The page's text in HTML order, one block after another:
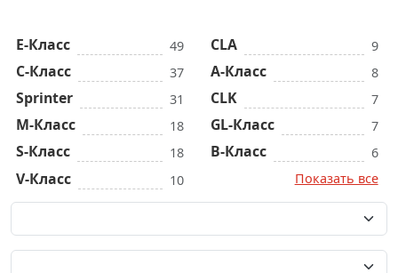
E-Класс 49
C-Класс 37
Sprinter 31
M-Класс 18
S-Класс 18
V-Класс 10
CLA 9
A-Класс 8
CLK 7
GL-Класс 7
B-Класс
6
Показать все